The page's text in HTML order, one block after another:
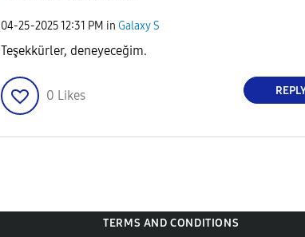
‎04-25-202512:31 PM in Galaxy S
Teşekkürler, deneyeceğim.
0 Likes
TERMS AND CONDITIONS